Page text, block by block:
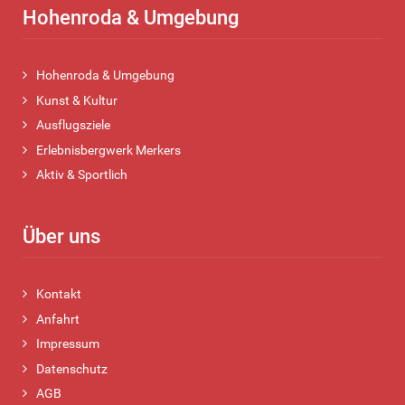
Hohenroda & Umgebung
Hohenroda & Umgebung
Kunst & Kultur
Ausflugsziele
Erlebnisbergwerk Merkers
Aktiv & Sportlich
Über uns
Kontakt
Anfahrt
Impressum
Datenschutz
AGB